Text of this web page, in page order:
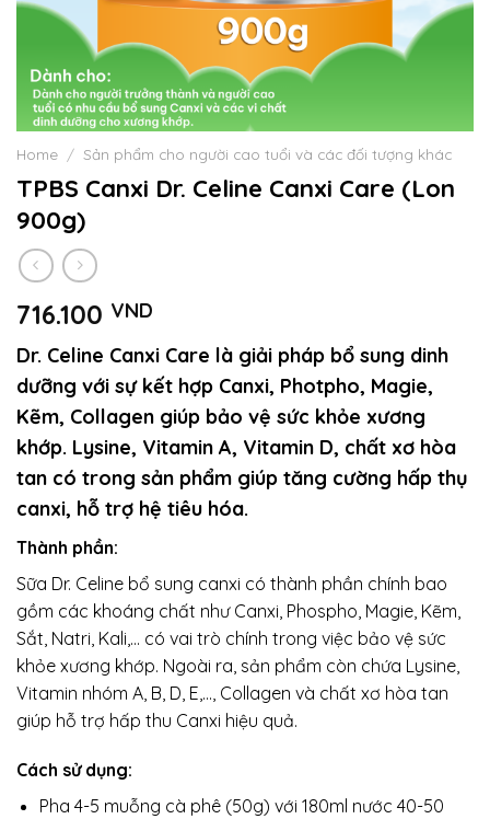
Home / Sản phẩm cho người cao tuổi và các đối tượng khác
TPBS Canxi Dr. Celine Canxi Care (Lon
900g)
716.100 VND
Dr. Celine Canxi Care là giải pháp bổ sung dinh
dưỡng với sự kết hợp Canxi, Photpho, Magie,
Kẽm, Collagen giúp bảo vệ sức khỏe xương
khớp. Lysine, Vitamin A, Vitamin D, chất xơ hòa
tan có trong sản phẩm giúp tăng cường hấp thụ
canxi, hỗ trợ hệ tiêu hóa.
Thành phần:
Sữa Dr. Celine bổ sung canxi có thành phần chính bao
gồm các khoáng chất như Canxi, Phospho, Magie, Kẽm,
Sắt, Natri, Kali,… có vai trò chính trong việc bảo vệ sức
khỏe xương khớp. Ngoài ra, sản phẩm còn chứa Lysine,
Vitamin nhóm A, B, D, E,…, Collagen và chất xơ hòa tan
giúp hỗ trợ hấp thu Canxi hiệu quả.
Cách sử dụng:
Pha 4-5 muỗng cà phê (50g) với 180ml nước 40-50